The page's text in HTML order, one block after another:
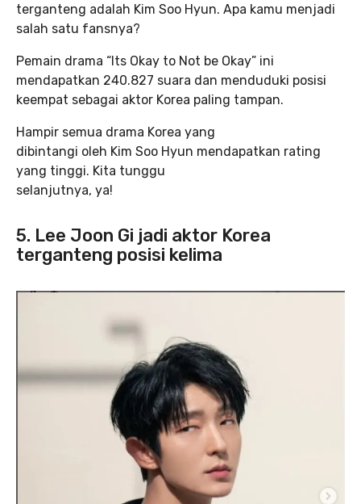
terganteng adalah Kim Soo Hyun. Apa kamu menjadi
salah satu fansnya?
Pemain drama “Its Okay to Not be Okay” ini
mendapatkan 240.827 suara dan menduduki posisi
keempat sebagai aktor Korea paling tampan.
Hampir semua drama Korea yang
dibintangi oleh Kim Soo Hyun mendapatkan rating
yang tinggi. Kita tunggu
selanjutnya, ya!
5. Lee Joon Gi jadi aktor Korea
terganteng posisi kelima